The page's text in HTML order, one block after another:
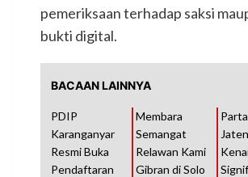
pemeriksaan terhadap saksi
bukti digital.
BACAAN LAINNYA
PDIP
Karanganyar
Resmi Buka
Pendaftaran
Membara
Semangat
Relawan Kami
Gibran di Solo